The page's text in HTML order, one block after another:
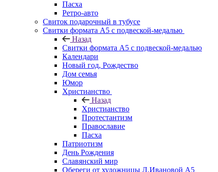
Пасха
Ретро-авто
Свиток подарочный в тубусе
Свитки формата А5 с подвеской-медалью
Назад
Свитки формата А5 с подвеской-медалью
Календари
Новый год, Рождество
Дом семья
Юмор
Христианство
Назад
Христианство
Протестантизм
Православие
Пасха
Патриотизм
День Рождения
Славянский мир
Обереги от художницы Л.Ивановой А5